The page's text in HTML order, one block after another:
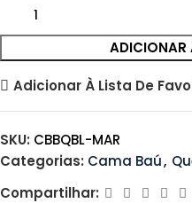
ADICIONAR
Adicionar À Lista De
SKU: CBBQBL-MAR
Categorias: Cama Baú,
Compartilhar: